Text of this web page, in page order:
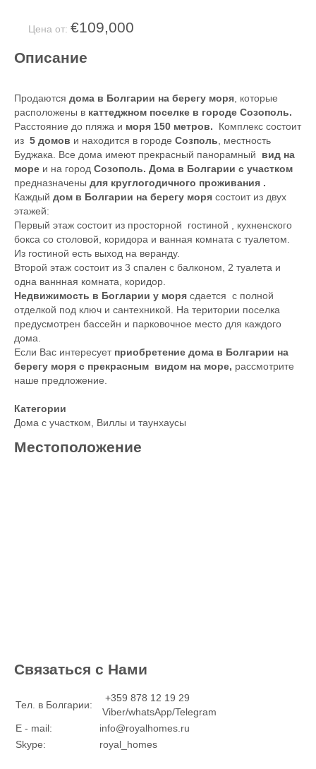
Цена от: €109,000
Описание
Продаются дома в Болгарии на берегу моря, которые
расположены в каттеджном поселке в городе Созополь.
Расстояние до пляжа и моря 150 метров. Комплекс состоит
из 5 домов и находится в городе Созполь, местность
Буджака. Все дома имеют прекрасный панорамный
вид на
море и на город Созополь. Дома в Болгарии с участком
предназначены для круглогодичного проживания .
Каждый дом в Болгарии на берегу моря состоит из двух
этажей:
Первый этаж состоит из просторной гостиной , кухненского
бокса со столовой, коридора и ванная комната с туалетом.
Из гостиной есть выход на веранду.
Второй этаж состоит из 3 спален с балконом, 2 туалета и
одна ваннная комната, коридор.
Недвижимость в Богларии у моря сдается с полной
отделкой под ключ и сантехникой. На територии поселка
предусмотрен бассейн и парковочное место для каждого
дома.
Если Вас интересует приобретение дома в Болгарии на
берегу моря с прекрасным видом на море, рассмотрите
наше предложение.
Категории
Дома с участком, Виллы и таунхаусы
Местоположение
Связаться с Нами
Тел. в Болгарии:
+359 878 12 19 29
Viber/whatsApp/Telegram
E - mail:
info@royalhomes.ru
Skype:
royal_homes